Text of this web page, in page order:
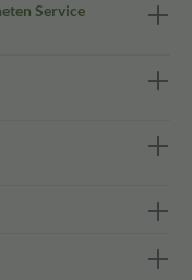
Service